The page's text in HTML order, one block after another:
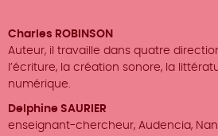
Charles ROBINSON
Auteur, il travaille dans quatre
l’écriture, la création sonore, la
numérique.
Delphine SAURIER
enseignant-chercheur, Audencia,